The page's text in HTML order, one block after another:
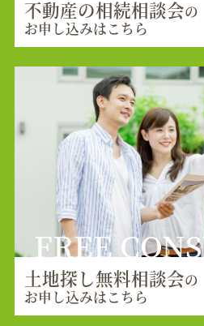
不動産の相続相談会の
お申し込みはこちら
FREE
土地探し無料相談会の
お申し込みはこちら